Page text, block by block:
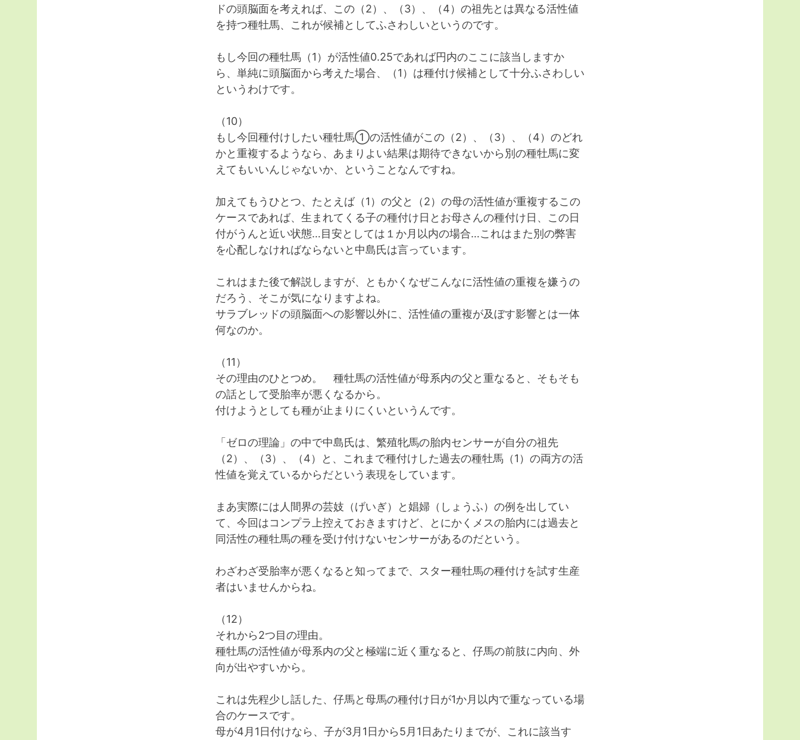
ドの頭脳面を考えれば、この（2）、（3）、（4）の祖先とは異なる活性値
を持つ種牡馬、これが候補としてふさわしいというのです。
もし今回の種牡馬（1）が活性値0.25であれば円内のここに該当しますか
ら、単純に頭脳面から考えた場合、（1）は種付け候補として十分ふさわしい
というわけです。
（10）
もし今回種付けしたい種牡馬①の活性値がこの（2）、（3）、（4）のどれ
かと重複するようなら、あまりよい結果は期待できないから別の種牡馬に変
えてもいいんじゃないか、ということなんですね。
加えてもうひとつ、たとえば（1）の父と（2）の母の活性値が重複するこの
ケースであれば、生まれてくる子の種付け日とお母さんの種付け日、この日
付がうんと近い状態…目安としては１か月以内の場合…これはまた別の弊害
を心配しなければならないと中島氏は言っています。
これはまた後で解説しますが、ともかくなぜこんなに活性値の重複を嫌うの
だろう、そこが気になりますよね。
サラブレッドの頭脳面への影響以外に、活性値の重複が及ぼす影響とは一体
何なのか。
（11）
その理由のひとつめ。 種牡馬の活性値が母系内の父と重なると、そもそも
の話として受胎率が悪くなるから。
付けようとしても種が止まりにくいというんです。
「ゼロの理論」の中で中島氏は、繁殖牝馬の胎内センサーが自分の祖先
（2）、（3）、（4）と、これまで種付けした過去の種牡馬（1）の両方の活
性値を覚えているからだという表現をしています。
まあ実際には人間界の芸妓（げいぎ）と娼婦（しょうふ）の例を出してい
て、今回はコンプラ上控えておきますけど、とにかくメスの胎内には過去と
同活性の種牡馬の種を受け付けないセンサーがあるのだという。
わざわざ受胎率が悪くなると知ってまで、スター種牡馬の種付けを試す生産
者はいませんからね。
（12）
それから2つ目の理由。
種牡馬の活性値が母系内の父と極端に近く重なると、仔馬の前肢に内向、外
向が出やすいから。
これは先程少し話した、仔馬と母馬の種付け日が1か月以内で重なっている場
合のケースです。
母が4月1日付けなら、子が3月1日から5月1日あたりまでが、これに該当す